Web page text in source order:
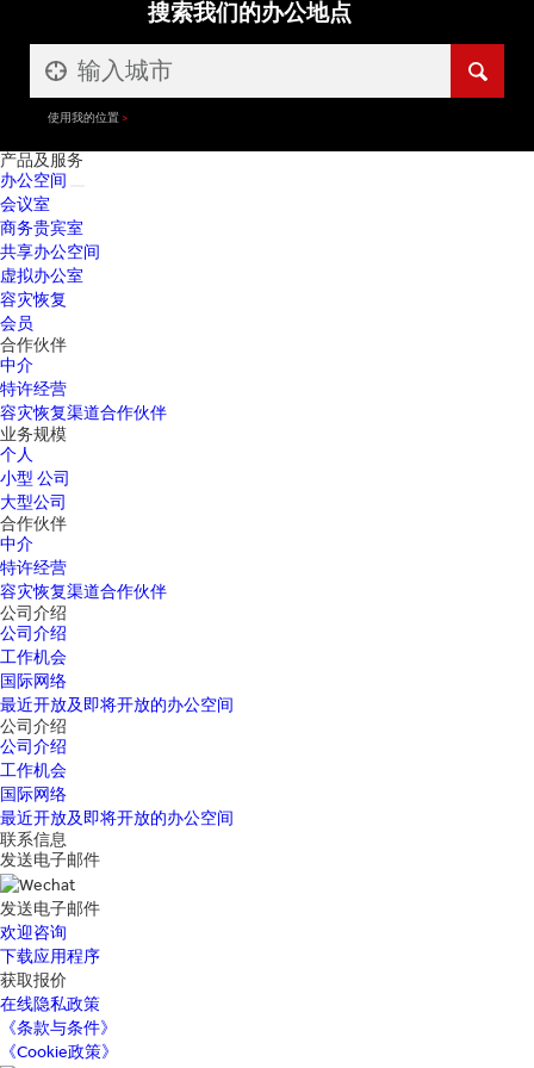
搜索我们的办公地点
使用我的位置
产品及服务
办公空间
会议室
商务贵宾室
共享办公空间
虚拟办公室
容灾恢复
会员
合作伙伴
中介
特许经营
容灾恢复渠道合作伙伴
业务规模
个人
小型 公司
大型公司
合作伙伴
中介
特许经营
容灾恢复渠道合作伙伴
公司介绍
公司介绍
工作机会
国际网络
最近开放及即将开放的办公空间
公司介绍
公司介绍
工作机会
国际网络
最近开放及即将开放的办公空间
联系信息
发送电子邮件
发送电子邮件
欢迎咨询
下载应用程序
获取报价
在线隐私政策
《条款与条件》
《Cookie政策》